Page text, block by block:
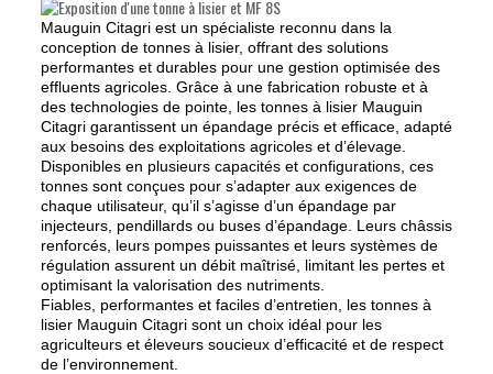
Mauguin Citagri est un spécialiste reconnu dans la
conception de tonnes à lisier, offrant des solutions
performantes et durables pour une gestion optimisée des
effluents agricoles. Grâce à une fabrication robuste et à
des technologies de pointe, les tonnes à lisier Mauguin
Citagri garantissent un épandage précis et efficace, adapté
aux besoins des exploitations agricoles et d’élevage.
Disponibles en plusieurs capacités et configurations, ces
tonnes sont conçues pour s’adapter aux exigences de
chaque utilisateur, qu’il s’agisse d’un épandage par
injecteurs, pendillards ou buses d’épandage. Leurs châssis
renforcés, leurs pompes puissantes et leurs systèmes de
régulation assurent un débit maîtrisé, limitant les pertes et
optimisant la valorisation des nutriments.
Fiables, performantes et faciles d’entretien, les tonnes à
lisier Mauguin Citagri sont un choix idéal pour les
agriculteurs et éleveurs soucieux d’efficacité et de respect
de l’environnement.